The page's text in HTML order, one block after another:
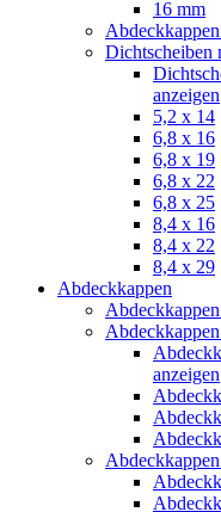
16 mm
Dichtscheiben
anzeigen
5,2 x 14
6,8 x 16
6,8 x 19
6,8 x 22
6,8 x 25
8,4 x 16
8,4 x 22
8,4 x 29
Abdeckkappen
anzeigen